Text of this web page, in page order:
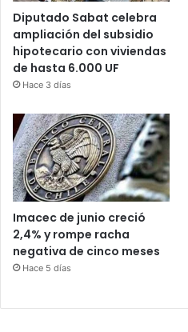
Diputado Sabat celebra
ampliación del subsidio
hipotecario con viviendas
de hasta 6.000 UF
Hace 3 días
Imacec de junio creció
2,4% y rompe racha
negativa de cinco meses
Hace 5 días